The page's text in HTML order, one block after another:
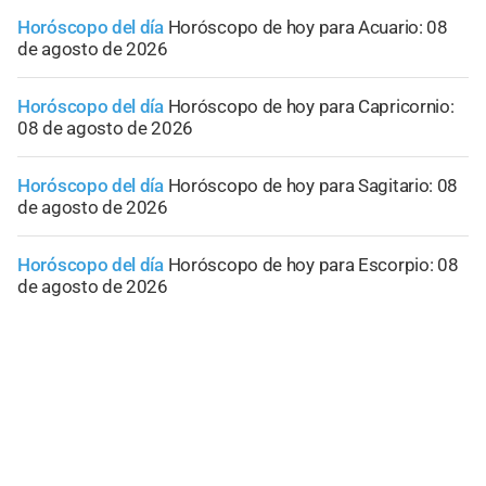
Horóscopo del día Horóscopo de hoy para Acuario: 08
de agosto de 2026
Horóscopo del día Horóscopo de hoy para Capricornio:
08 de agosto de 2026
Horóscopo del día Horóscopo de hoy para Sagitario: 08
de agosto de 2026
Horóscopo del día Horóscopo de hoy para Escorpio: 08
de agosto de 2026